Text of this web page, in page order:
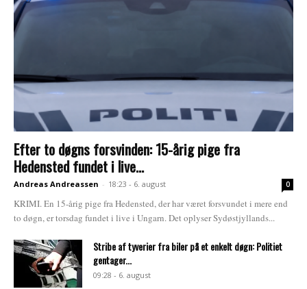
Efter to døgns forsvinden: 15-årig pige fra
Hedensted fundet i live...
Andreas Andreassen - 18:23 - 6. august 0
KRIMI. En 15-årig pige fra Hedensted, der har været forsvundet i mere end
to døgn, er torsdag fundet i live i Ungarn. Det oplyser Sydøstjyllands...
Stribe af tyverier fra biler på et enkelt døgn: Politiet
gentager...
09:28 - 6. august